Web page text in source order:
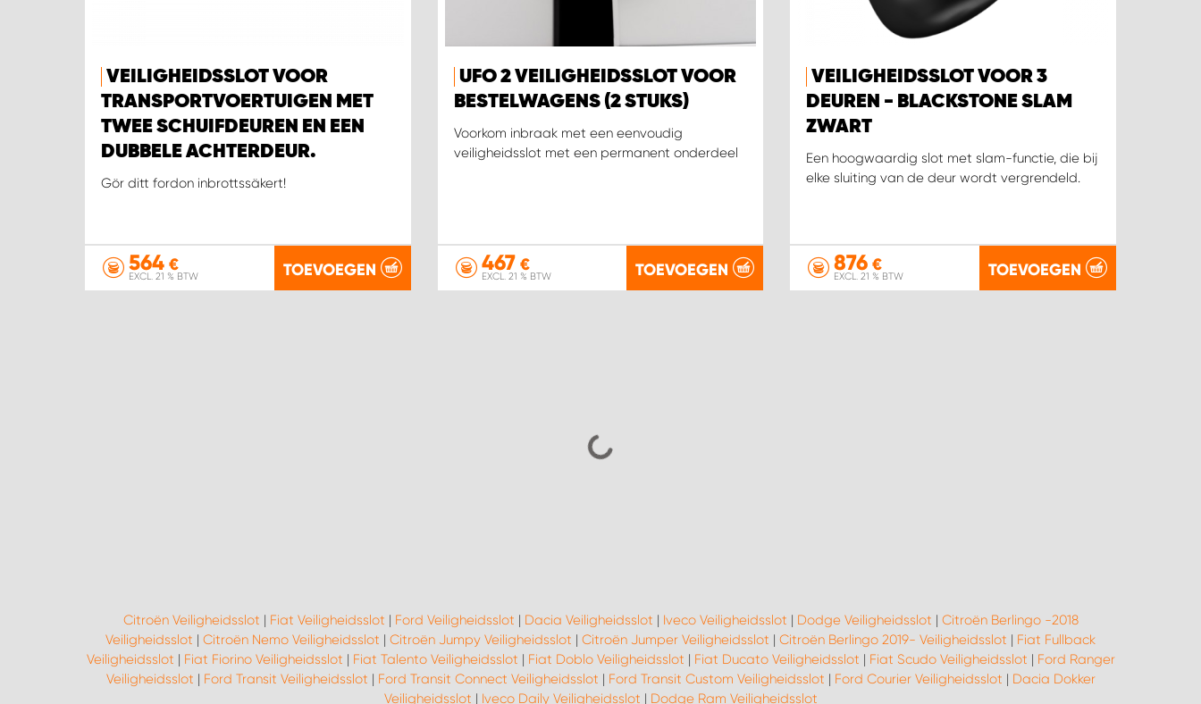
VEILIGHEIDSSLOT VOOR
TRANSPORTVOERTUIGEN MET
TWEE SCHUIFDEUREN EN EEN
DUBBELE ACHTERDEUR.
Gör ditt fordon inbrottssäkert!
564 €
EXCL. 21 % BTW TOEVOEGEN
UFO 2 VEILIGHEIDSSLOT VOOR
BESTELWAGENS (2 STUKS)
Voorkom inbraak met een eenvoudig
veiligheidsslot met een permanent onderdeel
467€
EXCL. 21 % BTW TOEVOEGEN
VEILIGHEIDSSLOT VOOR 3
DEUREN - BLACKSTONE SLAM
ZWART
Een hoogwaardig slot met slam-functie, die bij
elke sluiting van de deur wordt vergrendeld.
876 €
EXCL. 21 % BTW TOEVOEGEN
Citroën Veiligheidsslot | Fiat Veiligheidsslot | Ford Veiligheidsslot | Dacia Veiligheidsslot | Iveco Veiligheidsslot | Dodge Veiligheidsslot | Citroën Berlingo -2018
Veiligheidsslot | Citroën Nemo Veiligheidsslot | Citroën Jumpy Veiligheidsslot | Citroën Jumper Veiligheidsslot | Citroën Berlingo 2019- Veiligheidsslot | Fiat Fullback
Veiligheidsslot | Fiat Fiorino Veiligheidsslot | Fiat Talento Veiligheidsslot | Fiat Doblo Veiligheidsslot | Fiat Ducato Veiligheidsslot | Fiat Scudo Veiligheidsslot | Ford Ranger
Veiligheidsslot | Ford Transit Veiligheidsslot | Ford Transit Connect Veiligheidsslot | Ford Transit Custom Veiligheidsslot | Ford Courier Veiligheidsslot | Dacia Dokker
Veiligheidsslot | Iveco Daily Veiligheidsslot | Dodge Ram Veiligheidsslot